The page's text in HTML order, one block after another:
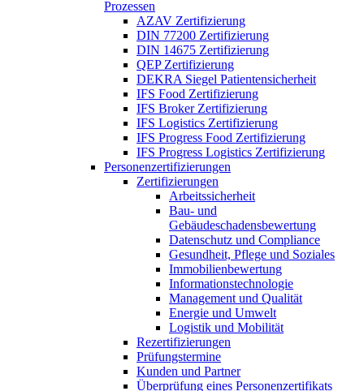
Prozessen
AZAV Zertifizierung
DIN 77200 Zertifizierung
DIN 14675 Zertifizierung
QEP Zertifizierung
DEKRA Siegel Patientensicherheit
IFS Food Zertifizierung
IFS Broker Zertifizierung
IFS Logistics Zertifizierung
IFS Progress Food Zertifizierung
IFS Progress Logistics Zertifizierung
Personenzertifizierungen
Zertifizierungen
Arbeitssicherheit
Bau- und
Gebäudeschadensbewertung
Datenschutz und Compliance
Gesundheit, Pflege und Soziales
Immobilienbewertung
Informationstechnologie
Management und Qualität
Energie und Umwelt
Logistik und Mobilität
Rezertifizierungen
Prüfungstermine
Kunden und Partner
Überprüfung eines Personenzertifikats